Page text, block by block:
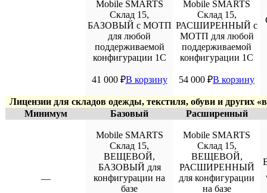
Mobile SMARTS
Склад 15,
БАЗОВЫЙ с МОТП
для любой
поддерживаемой
конфигурации 1С
41 000 ₽В корзину
Mobile SMARTS
Склад 15,
РАСШИРЕННЫЙ с
МОТП для любой
поддерживаемой
конфигурации 1С
54 000 ₽В корзину
Лицензии для складов одежды, текстиля, обуви и других
Минимум
Базовый Расширенный
—
Mobile SMARTS
Склад 15,
ВЕЩЕВОЙ,
БАЗОВЫЙ для
конфигурации на
базе
Mobile SMARTS
Склад 15,
ВЕЩЕВОЙ,
РАСШИРЕННЫЙ
для конфигурации
на базе